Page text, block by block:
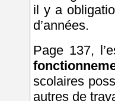
il y a
d’années.
Page 137,
scolaires
autres de